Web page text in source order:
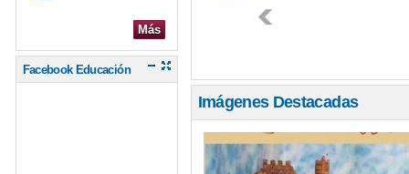
Más
Facebook Educación
Imágenes Destacadas